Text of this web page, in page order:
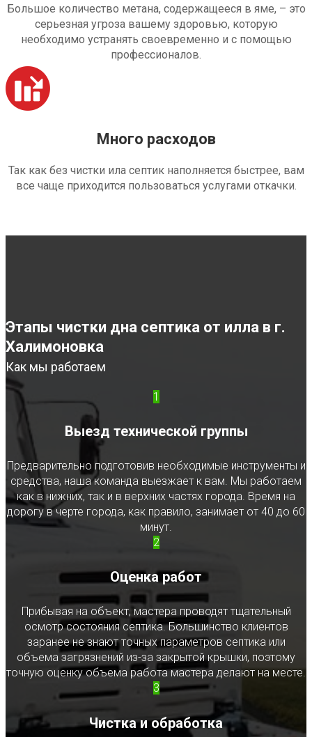
Большое количество метана, содержащееся в яме, – это
серьезная угроза вашему здоровью, которую
необходимо устранять своевременно и с помощью
профессионалов.
Много расходов
Так как без чистки ила септик наполняется быстрее, вам
все чаще приходится пользоваться услугами откачки.
Этапы чистки дна септика от илла в г.
Халимоновка
Как мы работаем
1
Выезд технической группы
Предварительно подготовив необходимые инструменты и
средства, наша команда выезжает к вам. Мы работаем
как в нижних, так и в верхних частях города. Время на
дорогу в черте города, как правило, занимает от 40 до 60
минут.
2
Оценка работ
Прибывая на объект, мастера проводят тщательный
осмотр состояния септика. Большинство клиентов
заранее не знают точных параметров септика или
объема загрязнений из-за закрытой крышки, поэтому
точную оценку объема работа мастера делают на месте.
3
Чистка и обработка